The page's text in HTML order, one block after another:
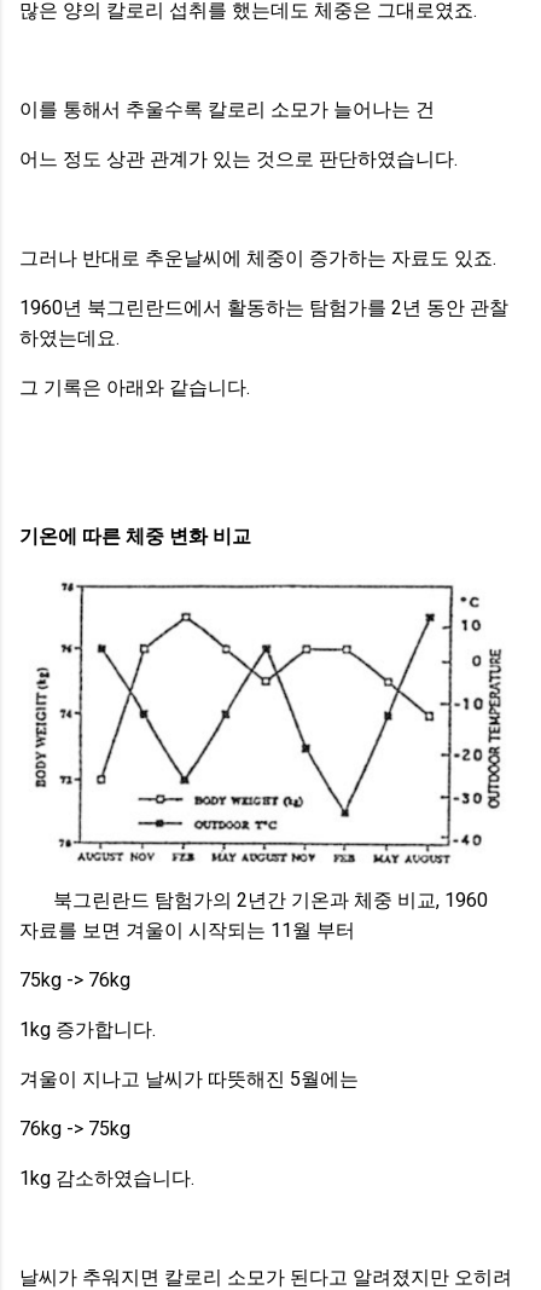
많은 양의 칼로리 섭취를 했는데도 체중은 그대로였죠.
이를 통해서 추울수록 칼로리 소모가 늘어나는 건
어느 정도 상관 관계가 있는 것으로 판단하였습니다.
그러나 반대로 추운날씨에 체중이 증가하는 자료도 있죠.
1960년 북그린란드에서 활동하는 탐험가를 2년 동안 관찰
하였는데요.
그 기록은 아래와 같습니다.
기온에 따른 체중 변화 비교
북그린란드 탐험가의 2년간 기온과 체중 비교, 1960
자료를 보면 겨울이 시작되는 11월 부터
75kg -> 76kg
1kg 증가합니다.
겨울이 지나고 날씨가 따뜻해진 5월에는
76kg -> 75kg
1kg 감소하였습니다.
날씨가 추워지면 칼로리 소모가 된다고 알려졌지만 오히려